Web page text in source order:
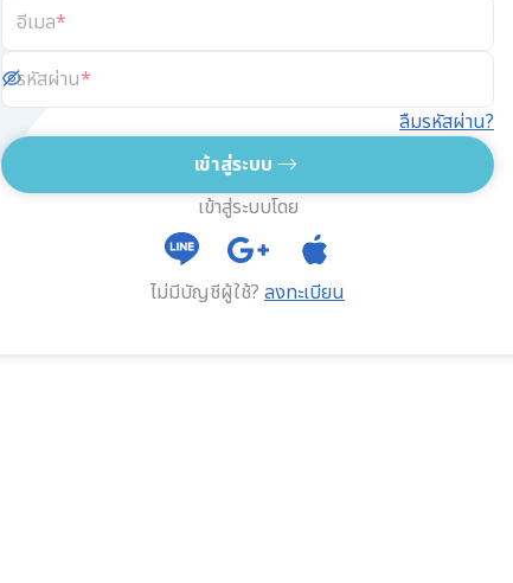
อีเมล
รหัสผ่าน
ลืมรหัสผ่าน?
เข้าสู่ระบบ
เข้าสู่ระบบโดย
ไม่มีบัญชีผู้ใช้? ลงทะเบียน